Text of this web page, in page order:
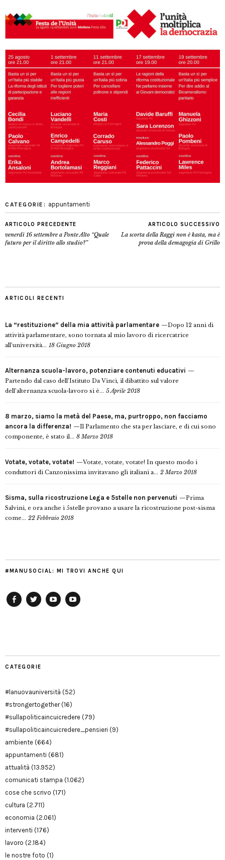
CATEGORIE: appuntamenti
ARTICOLO PRECEDENTE
venerdì 16 settembre a Ponte Alto “Quale
futuro per il diritto allo studio?”
ARTICOLO SUCCESSIVO
La scorta della Raggi non è kasta, ma è
prova della demagogia di Grillo
ARTICOLI RECENTI
La “restituzione” della mia attività parlamentare
Dopo 12 anni di
attività parlamentare, sono tornata al mio lavoro di ricercatrice
all’università... 18 Giugno 2018
Alternanza scuola-lavoro, potenziare contenuti educativi
Partendo dal caso dell’Istituto Da Vinci, il dibattito sul valore
dell’alternanza scuola-lavoro si è... 5 Aprile 2018
8 marzo, siamo la metà del Paese, ma, purtroppo, non facciamo
ancora la differenza!
Il Parlamento che sta per lasciare, e di cui sono
componente, è stato il... 8 Marzo 2018
Votate, votate, votate!
Votate, votate, votate! In questo modo i
conduttori di Canzonissima invitavano gli italiani a... 2 Marzo 2018
Sisma, sulla ricostruzione Lega e 5stelle non pervenuti
Prima
Salvini, e ora anche i 5stelle provano a usare la ricostruzione post-sisma
come... 22 Febbraio 2018
#MANUSOCIAL: MI TROVI ANCHE QUI
CATEGORIE
#lanuovauniversità (52)
#strongertogether(16)
#sullapoliticaincuicredere (79)
#sullapoliticaincuicredere_pensieri (9)
ambiente (664)
appuntamenti (681)
attualità (13.952)
comunicati stampa (1.062)
cose che scrivo (171)
cultura (2.711)
economia (2.061)
interventi (176)
lavoro (2.184)
le nostre foto (1)